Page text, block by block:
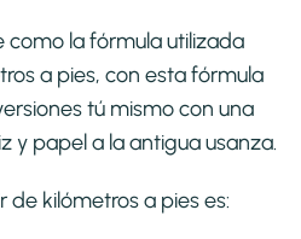
la fórmula utilizada
a pies, con esta fórmula
tú mismo con una
y papel a la antigua usanza.
de kilómetros a pieses: